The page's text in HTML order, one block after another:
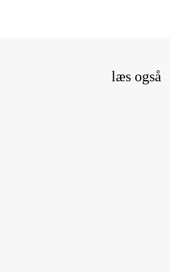
læs også